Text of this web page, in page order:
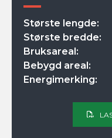
Største lengde:
Største bredde:
Bruksareal:
Bebygd areal:
Energimerking: